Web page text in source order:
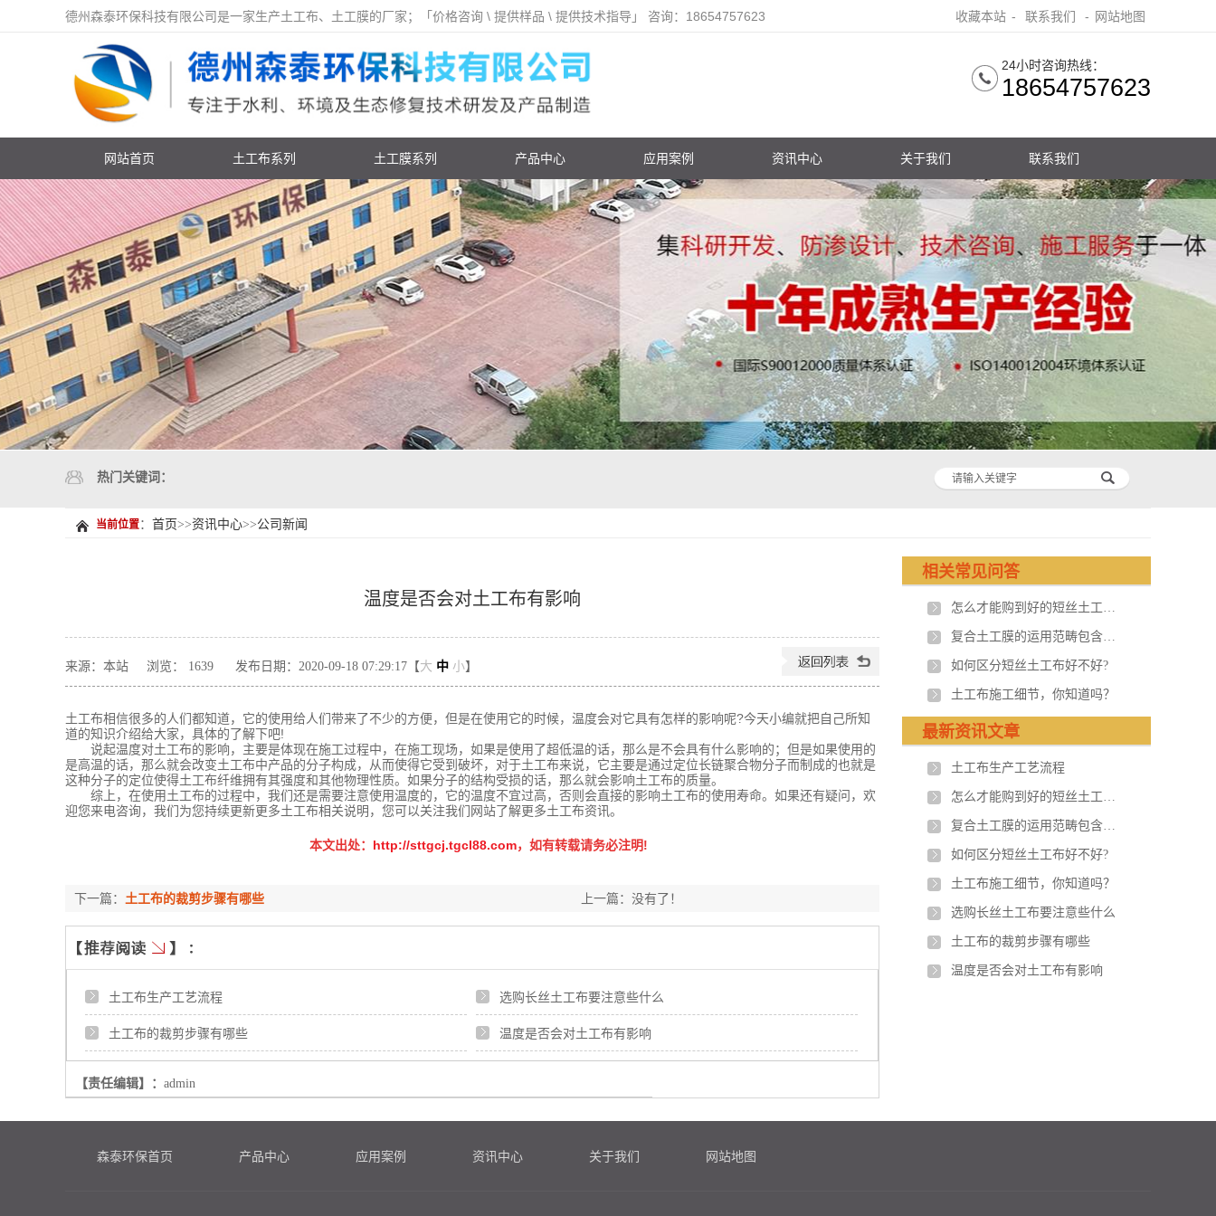
收藏本站 - 联系我们 - 网站地图
德州森泰环保科技有限公司是一家生产土工布、土工膜的厂家；「价格咨询 \ 提供样品 \ 提供技术指导」 咨询：18654757623
24小时咨询热线：
18654757623
网站首页 土工布系列 土工膜系列 产品中心 应用案例 资讯中心 关于我们 联系我们
热门关键词：
当前位置： 首页>>资讯中心>>公司新闻
温度是否会对土工布有影响
来源：本站 浏览： 1639 发布日期：2020-09-18 07:29:17【大 中 小】
土工布相信很多的人们都知道，它的使用给人们带来了不少的方便，但是在使用它的时候，温度会对它具有怎样的影响呢?今天小编就把自己所知
道的知识介绍给大家，具体的了解下吧!
说起温度对土工布的影响，主要是体现在施工过程中，在施工现场，如果是使用了超低温的话，那么是不会具有什么影响的；但是如果使用的
是高温的话，那么就会改变土工布中产品的分子构成，从而使得它受到破坏，对于土工布来说，它主要是通过定位长链聚合物分子而制成的也就是
这种分子的定位使得土工布纤维拥有其强度和其他物理性质。如果分子的结构受损的话，那么就会影响土工布的质量。
综上，在使用土工布的过程中，我们还是需要注意使用温度的，它的温度不宜过高，否则会直接的影响土工布的使用寿命。如果还有疑问，欢
迎您来电咨询，我们为您持续更新更多土工布相关说明，您可以关注我们网站了解更多土工布资讯。
本文出处： http://sttgcj.tgcl88.com，如有转载请务必注明!
上一篇：没有了！
下一篇： 土工布的裁剪步骤有哪些
土工布生产工艺流程 选购长丝土工布要注意些什么
土工布的裁剪步骤有哪些 温度是否会对土工布有影响
【责任编辑】： admin
相关常见问答
怎么才能购到好的短丝土工布?
复合土工膜的运用范畴包含什么？
如何区分短丝土工布好不好?
土工布施工细节，你知道吗？
最新资讯文章
土工布生产工艺流程
怎么才能购到好的短丝土工布?
复合土工膜的运用范畴包含什么？
如何区分短丝土工布好不好?
土工布施工细节，你知道吗？
选购长丝土工布要注意些什么
土工布的裁剪步骤有哪些
温度是否会对土工布有影响
森泰环保首页 产品中心 应用案例 资讯中心 关于我们 网站地图